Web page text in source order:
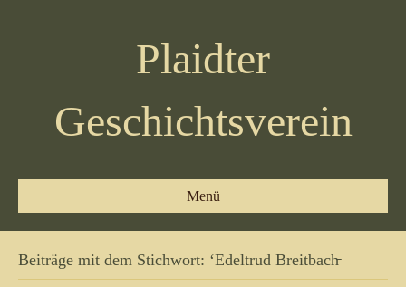
Plaidter
Geschichtsverein
Menü
Beiträge mit dem Stichwort: ‘Edeltrud Breitbach̵